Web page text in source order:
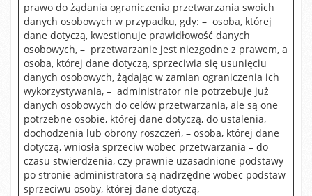
prawo do żądania ograniczenia przetwarzania swoich
danych osobowych w przypadku, gdy: – osoba, której
dane dotyczą, kwestionuje prawidłowość danych
osobowych, – przetwarzanie jest niezgodne z prawem, a
osoba, której dane dotyczą, sprzeciwia się usunięciu
danych osobowych, żądając w zamian ograniczenia ich
wykorzystywania, – administrator nie potrzebuje już
danych osobowych do celów przetwarzania, ale są one
potrzebne osobie, której dane dotyczą, do ustalenia,
dochodzenia lub obrony roszczeń, – osoba, której dane
dotyczą, wniosła sprzeciw wobec przetwarzania – do
czasu stwierdzenia, czy prawnie uzasadnione podstawy
po stronie administratora są nadrzędne wobec podstaw
sprzeciwu osoby, której dane dotyczą,